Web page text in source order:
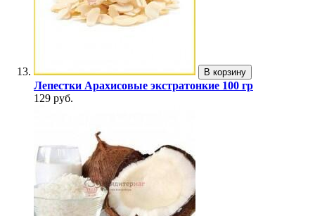
В корзину
Лепестки Арахисовые экстратонкие 100 гр
129 руб.